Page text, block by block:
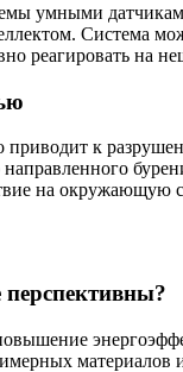
умными
Система
реагировать на
приводит к
на окружающую
материалов